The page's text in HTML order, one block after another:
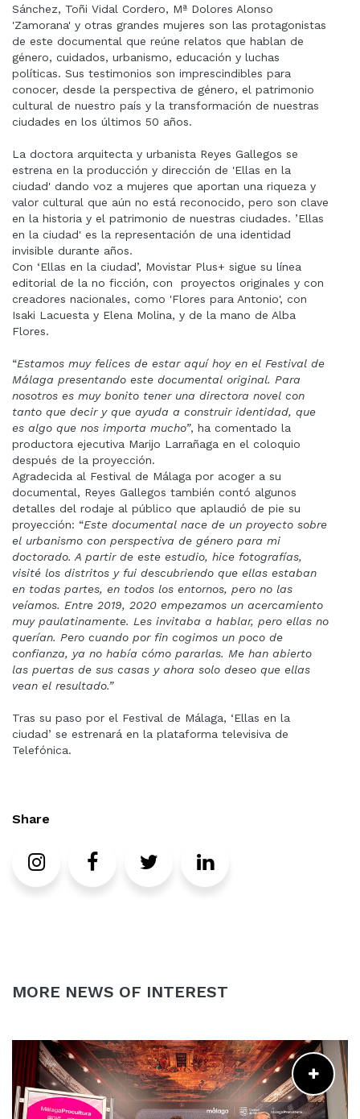
Sánchez, Toñi Vidal Cordero, Mª Dolores Alonso
'Zamorana' y otras grandes mujeres son las protagonistas
de este documental que reúne relatos que hablan de
género, cuidados, urbanismo, educación y luchas
políticas. Sus testimonios son imprescindibles para
conocer, desde la perspectiva de género, el patrimonio
cultural de nuestro país y la transformación de nuestras
ciudades en los últimos 50 años.
La doctora arquitecta y urbanista Reyes Gallegos se
estrena en la producción y dirección de 'Ellas en la
ciudad' dando voz a mujeres que aportan una riqueza y
valor cultural que aún no está reconocido, pero son clave
en la historia y el patrimonio de nuestras ciudades. ’Ellas
en la ciudad' es la representación de una identidad
invisible durante años.
Con ‘Ellas en la ciudad’, Movistar Plus+ sigue su línea
editorial de la no ficción, con proyectos originales y con
creadores nacionales, como 'Flores para Antonio', con
Isaki Lacuesta y Elena Molina, y de la mano de Alba
Flores.
“Estamos muy felices de estar aquí hoy en el Festival de
Málaga presentando este documental original. Para
nosotros es muy bonito tener una directora novel con
tanto que decir y que ayuda a construir identidad, que
es algo que nos importa mucho”, ha comentado la
productora ejecutiva Marijo Larrañaga en el coloquio
después de la proyección.
Agradecida al Festival de Málaga por acoger a su
documental, Reyes Gallegos también contó algunos
detalles del rodaje al público que aplaudió de pie su
proyección: “Este documental nace de un proyecto sobre
el urbanismo con perspectiva de género para mi
doctorado. A partir de este estudio, hice fotografías,
visité los distritos y fui descubriendo que ellas estaban
en todas partes, en todos los entornos, pero no las
veíamos. Entre 2019, 2020 empezamos un acercamiento
muy paulatinamente. Les invitaba a hablar, pero ellas no
querían. Pero cuando por fin cogimos un poco de
confianza, ya no había cómo pararlas. Me han abierto
las puertas de sus casas y ahora solo deseo que ellas
vean el resultado.”
Tras su paso por el Festival de Málaga, ‘Ellas en la
ciudad’ se estrenará en la plataforma televisiva de
Telefónica.
Share
MORE NEWS OF INTEREST
READ MORE